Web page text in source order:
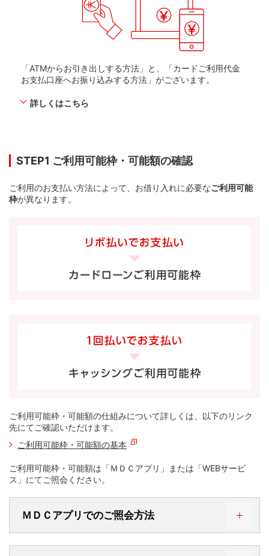
「ATMからお引き出しする方法」と、「カードご利用代金
お支払口座へお振り込みする方法」がございます。
詳しくはこちら
STEP1 ご利用可能枠・可能額の確認
ご利用のお支払い方法によって、お借り入れに必要なご利用可能
枠が異なります。
ご利用可能枠・可能額の仕組みについて詳しくは、以下のリンク
先にてご確認いただけます。
ご利用可能枠・可能額の基本
ご利用可能枠・可能額は「ＭＤＣアプリ」または「WEBサービ
ス」にてご照会ください。
ＭＤＣアプリでのご照会方法